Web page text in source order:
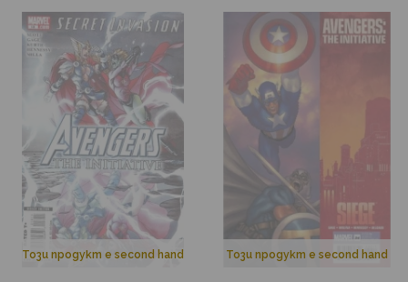
Този продукт е second hand Този продукт е second hand